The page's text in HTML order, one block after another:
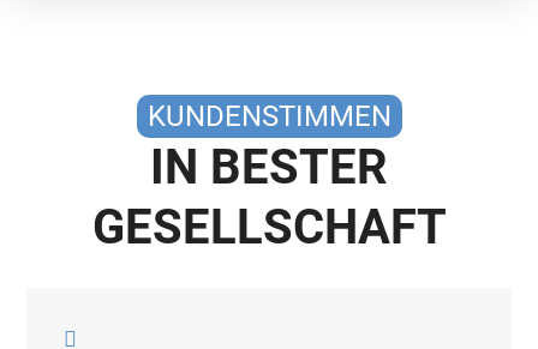
KUNDENSTIMMEN
IN BESTER
GESELLSCHAFT